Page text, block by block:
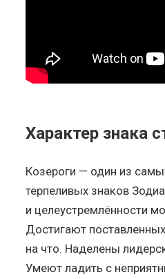
Характер знака
Козероги — один из
терпеливых знаков
и целеустремлённости
Достигают
на что. Наделены
Умеют ладить с